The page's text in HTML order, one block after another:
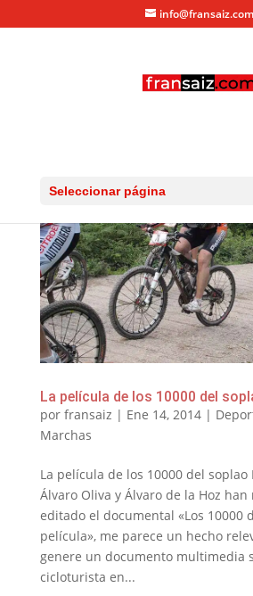
info@fransaiz.com
Seleccionar página
La película de los 10000 del
por fransaiz | Ene 14, 2014|
Marchas
La película de los 10000 del soplao
Álvaro Oliva y Álvaro de la Hoz han
editado el documental «Los 10000
película», me parece un hecho
genere un documento multimedia
cicloturista en...